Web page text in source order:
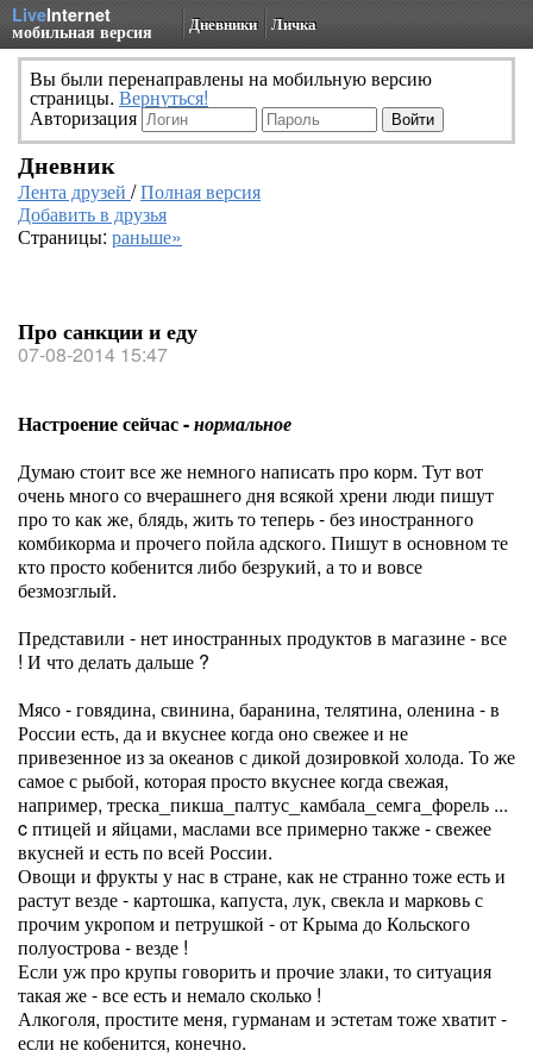
LiveInternet
мобильная версия Дневники Личка
Вы были перенаправлены на мобильную версию
страницы. Вернуться!
Авторизация
Дневник
Лента друзей /Полная версия
Добавить в друзья
Страницы: раньше»
Про санкции и еду
07-08-2014 15:47
Настроение сейчас -нормальное
Думаю стоит все же немного написать про корм. Тут вот
очень много со вчерашнего дня всякой хрени люди пишут
про то как же, блядь, жить то теперь - без иностранного
комбикорма и прочего пойла адского. Пишут в основном те
кто просто кобенится либо безрукий, а то и вовсе
безмозглый.
Представили - нет иностранных продуктов в магазине - все
! И что делать дальше ?
Мясо - говядина, свинина, баранина, телятина, оленина - в
России есть, да и вкуснее когда оно свежее и не
привезенное из за океанов с дикой дозировкой холода. То же
самое с рыбой, которая просто вкуснее когда свежая,
например, треска_пикша_палтус_камбала_семга_форель ...
c птицей и яйцами, маслами все примерно также - свежее
вкусней и есть по всей России.
Овощи и фрукты у нас в стране, как не странно тоже есть и
растут везде - картошка, капуста, лук, свекла и марковь с
прочим укропом и петрушкой - от Крыма до Кольского
полуострова - везде !
Если уж про крупы говорить и прочие злаки, то ситуация
такая же - все есть и немало сколько !
Алкоголя, простите меня, гурманам и эстетам тоже хватит -
если не кобенится, конечно.